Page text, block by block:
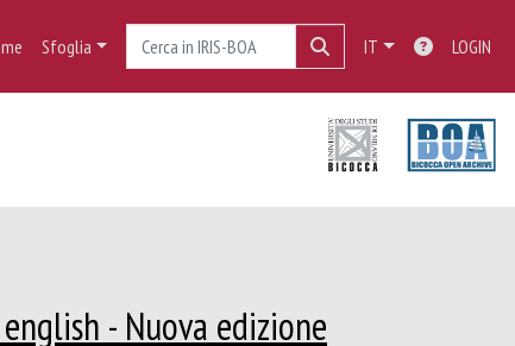
Sfoglia IT LOGIN
- Nuova edizione